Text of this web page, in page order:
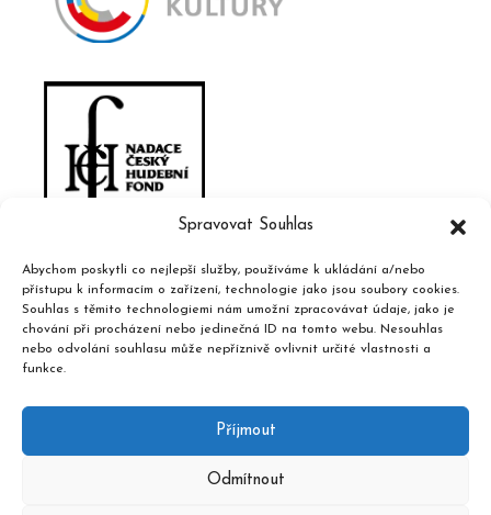
Spravovat Souhlas
Abychom poskytli co nejlepší služby, používáme k ukládání a/nebo
přístupu k informacím o zařízení, technologie jako jsou soubory cookies.
Souhlas s těmito technologiemi nám umožní zpracovávat údaje, jako je
chování při procházení nebo jedinečná ID na tomto webu. Nesouhlas
nebo odvolání souhlasu může nepříznivě ovlivnit určité vlastnosti a
funkce.
Příjmout
Odmítnout